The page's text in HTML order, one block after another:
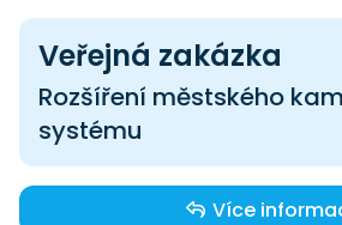
Veřejná zakázka
Rozšíření městského
systému
Více